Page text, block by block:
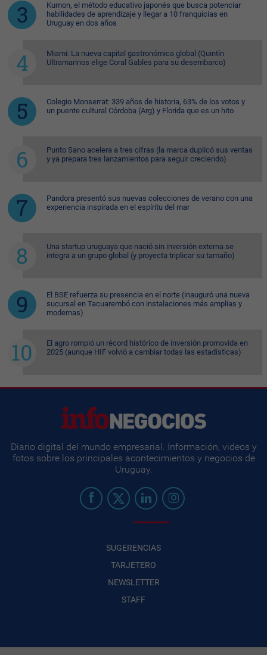
Kumon, el método educativo japonés que busca potenciar
habilidades de aprendizaje y llegar a 10 franquicias en
Uruguay en dos años
Miami: La nueva capital gastronómica global (Quintín
Ultramarinos elige Coral Gables para su desembarco)
Colegio Monserrat: 339 años de historia, 63% de los votos y
un puente cultural Córdoba (Arg) y Florida que es un hito
Punto Sano acelera a tres cifras (la marca duplicó sus ventas
y ya prepara tres lanzamientos para seguir creciendo)
Pandora presentó sus nuevas colecciones de verano con una
experiencia inspirada en el espíritu del mar
Una startup uruguaya que nació sin inversión externa se
integra a un grupo global (y proyecta triplicar su tamaño)
El BSE refuerza su presencia en el norte (inauguró una nueva
sucursal en Tacuarembó con instalaciones más amplias y
modernas)
El agro rompió un récord histórico de inversión promovida en
2025 (aunque HIF volvió a cambiar todas las estadísticas)
Diario digital del mundo empresarial. Información, videos y
fotos sobre los principales acontecimientos y negocios de
Uruguay.
SUGERENCIAS
TARJETERO
NEWSLETTER
STAFF